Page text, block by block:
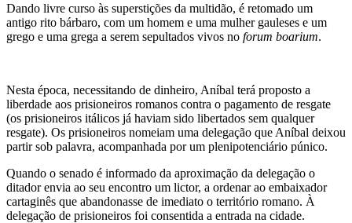
Dando livre curso às superstições da multidão, é retomado um
antigo rito bárbaro, com um homem e uma mulher gauleses e um
grego e uma grega a serem sepultados vivos no forum boarium.
Nesta época, necessitando de dinheiro, Aníbal terá proposto a
liberdade aos prisioneiros romanos contra o pagamento de resgate
(os prisioneiros itálicos já haviam sido libertados sem qualquer
resgate). Os prisioneiros nomeiam uma delegação que Aníbal deixou
partir sob palavra, acompanhada por um plenipotenciário púnico.
Quando o senado é informado da aproximação da delegação o
ditador envia ao seu encontro um lictor, a ordenar ao embaixador
cartaginês que abandonasse de imediato o território romano. À
delegação de prisioneiros foi consentida a entrada na cidade.